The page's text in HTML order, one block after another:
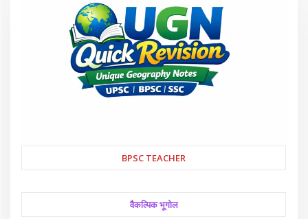
BPSC TEACHER
वैकल्पिक भूगोल